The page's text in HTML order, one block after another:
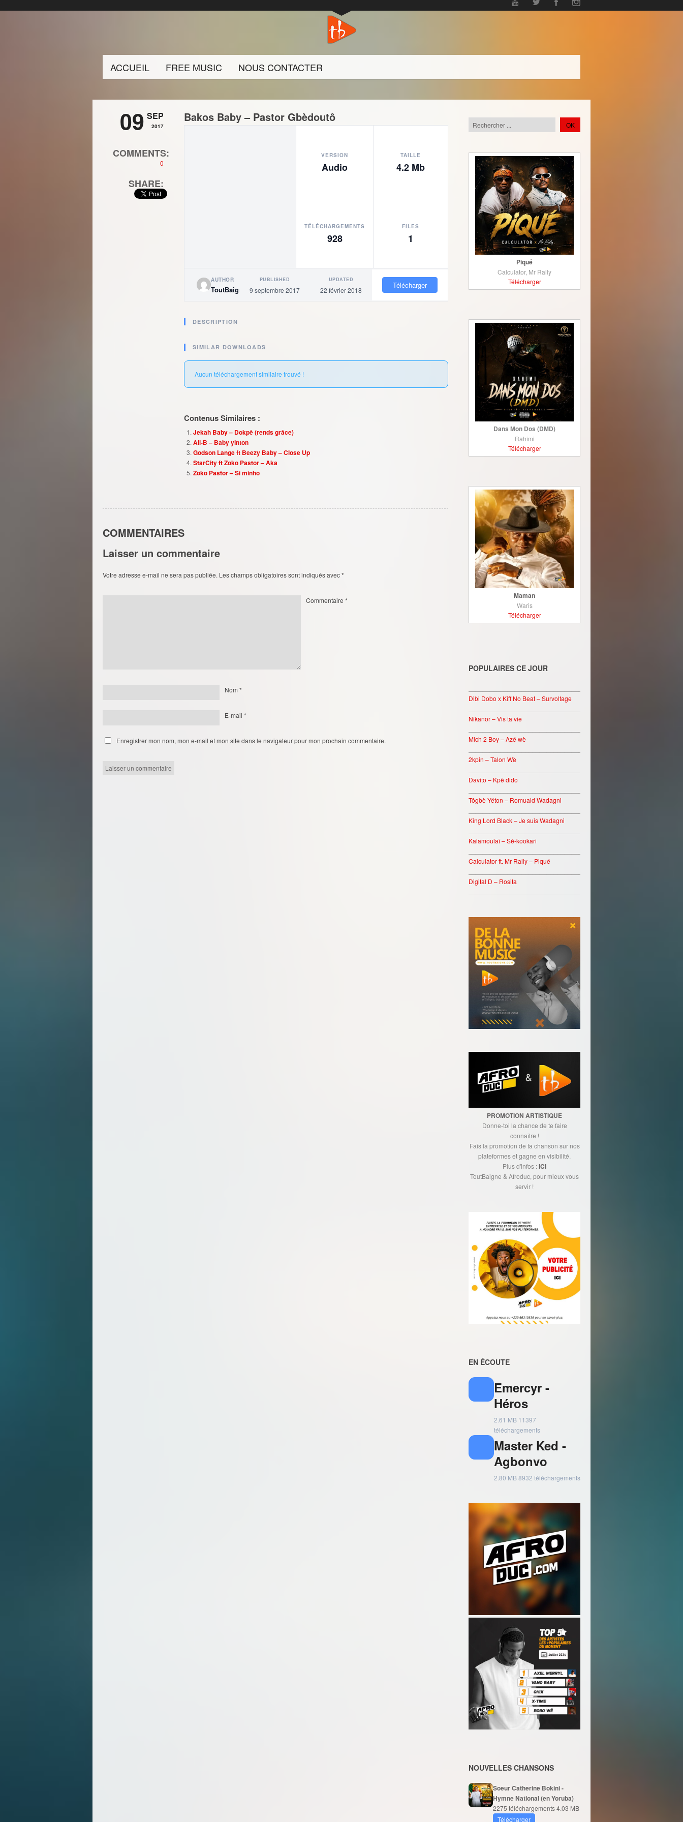
ACCUEIL FREE MUSIC NOUS CONTACTER
09 SEP
2017
COMMENTS:
0
SHARE:
Bakos Baby – Pastor Gbèdoutô
VERSION
Audio
TAILLE
4.2 Mb
TÉLÉCHARGEMENTS
928
FILES
1
AUTHOR
ToutBaigne
PUBLISHED
9 septembre 2017
UPDATED
22 février 2018
Télécharger
DESCRIPTION
SIMILAR DOWNLOADS
Aucun téléchargement similaire trouvé !
Contenus Similaires :
Jekah Baby – Dokpê (rends grâce)
All-B – Baby yinton
Godson Lange ft Beezy Baby – Close Up
StarCity ft Zoko Pastor – Aka
Zoko Pastor – Si minho
COMMENTAIRES
Laisser un commentaire
Votre adresse e-mail ne sera pas publiée. Les champs obligatoires sont indiqués avec*
Commentaire *
Nom *
E-mail *
Enregistrer mon nom, mon e-mail et mon site dans le navigateur pour mon prochain commentaire.
Piqué
Calculator, Mr Rally
Télécharger
Dans Mon Dos (DMD)
Rahimi
Télécharger
Maman
Waris
Télécharger
POPULAIRES CE JOUR
Dibi Dobo x Kiff No Beat – Survoltage
Nikanor – Vis ta vie
Mich 2 Boy – Azé wè
2kpin – Talon Wè
Davito – Kpè dido
Tôgbè Yéton – Romuald Wadagni
King Lord Black – Je suis Wadagni
Kalamoulaï – Sé-kookari
Calculator ft. Mr Rally – Piqué
Digital D – Rosita
PROMOTION ARTISTIQUE
Donne-toi la chance de te faire
connaître !
Fais la promotion de ta chanson sur nos
plateformes et gagne en visibilité.
Plus d'infos :ICI
ToutBaigne & Afroduc, pour mieux vous
servir !
EN ÉCOUTE
Emercyr -
Héros
2.61 MB 11397
téléchargements
Master Ked -
Agbonvo
2.80 MB8932 téléchargements
NOUVELLES CHANSONS
Soeur Catherine Bokini -
Hymne National (en Yoruba)
2275 téléchargements4.03 MB
Télécharger